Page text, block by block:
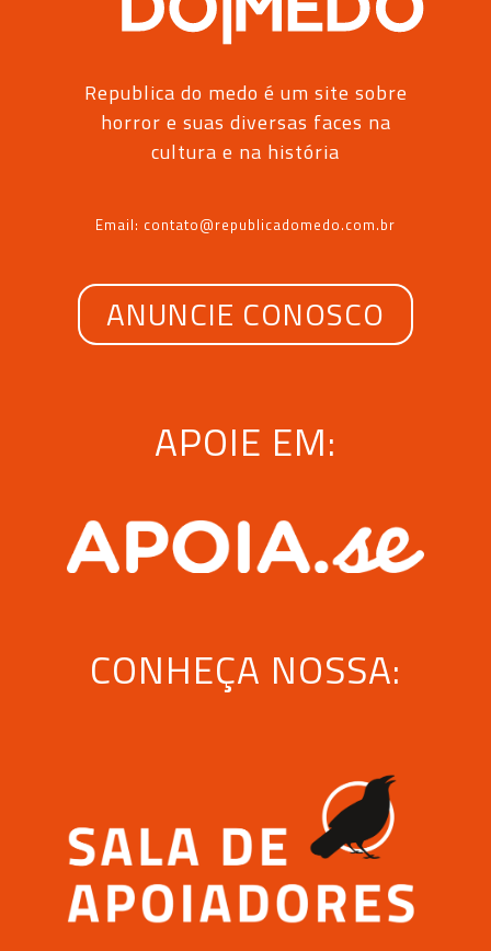
Republica do medo é um site sobre
horror e suas diversas faces na
cultura e na história
Email: contato@republicadomedo.com.br
ANUNCIE CONOSCO
APOIE EM:
CONHEÇA NOSSA: